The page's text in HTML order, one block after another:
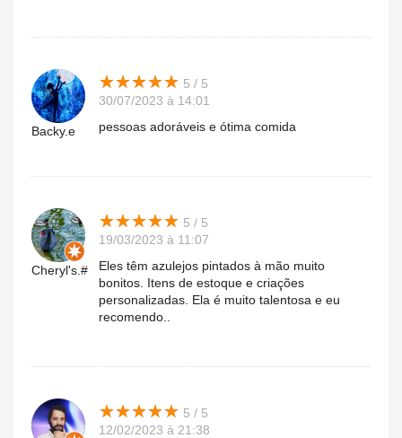
Backy.e
★★★★★
★★★★★ 5 / 5
30/07/2023 à 14:01
pessoas adoráveis ​​e ótima comida
Cheryl's.#
★★★★★
★★★★★ 5 / 5
19/03/2023 à 11:07
Eles têm azulejos pintados à mão muito
bonitos. Itens de estoque e criações
personalizadas. Ela é muito talentosa e eu
recomendo..
★★★★★
★★★★★ 5 / 5
12/02/2023 à 21:38